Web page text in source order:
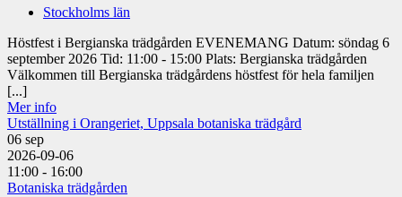
Stockholms län
Höstfest i Bergianska trädgården EVENEMANG Datum: söndag 6
september 2026 Tid: 11:00 - 15:00 Plats: Bergianska trädgården
Välkommen till Bergianska trädgårdens höstfest för hela familjen
[...]
Mer info
Utställning i Orangeriet, Uppsala botaniska trädgård
06 sep
2026-09-06
11:00 - 16:00
Botaniska trädgården